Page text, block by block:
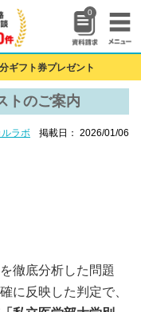
0
分ギフト券プレゼント
トのご案内
ルラボ 掲載日： 2026/01/06
徹底分析した問題
に反映した判定で、